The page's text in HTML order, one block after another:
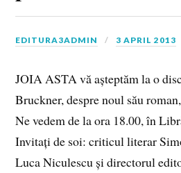
EDITURA3ADMIN 3 APRIL 2013
JOIA ASTA vă așteptăm la o
Bruckner, despre noul său
Ne vedem de la ora 18.00, în
Invitați de soi: criticul literar
Luca Niculescu și directorul